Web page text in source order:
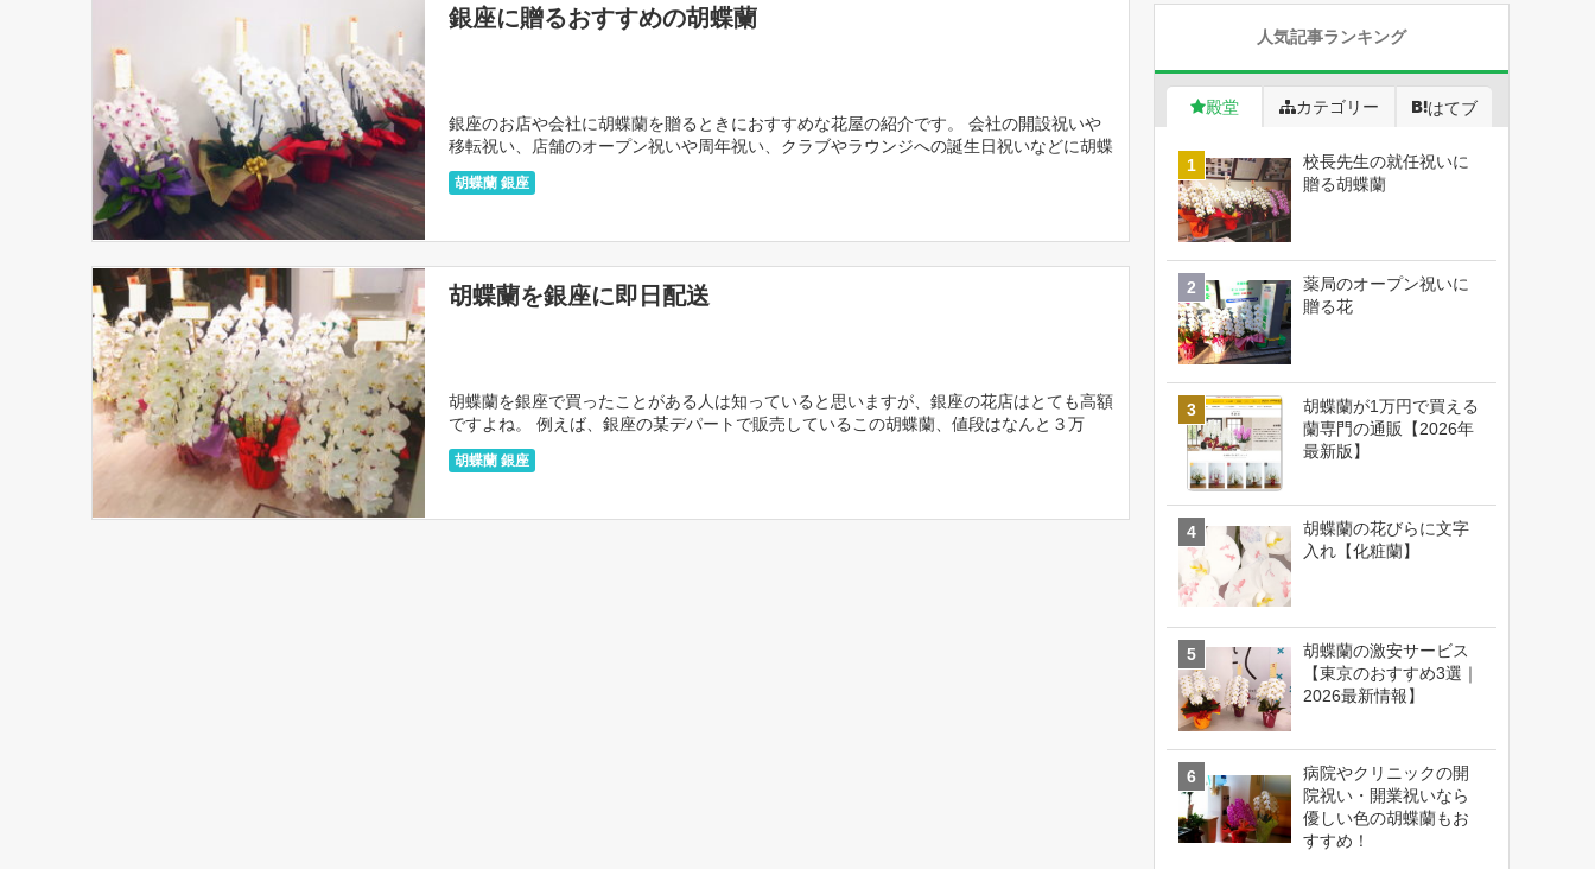
銀座に贈るおすすめの胡蝶蘭
銀座のお店や会社に胡蝶蘭を贈るときにおすすめな花屋の紹介です。 会社の開設祝いや
移転祝い、店舗のオープン祝いや周年祝い、クラブやラウンジへの誕生日祝いなどに胡蝶
蘭を贈りたいとき、高品質で安い胡蝶蘭を最短で当日に贈れるサー […]
胡蝶蘭 銀座
胡蝶蘭を銀座に即日配送
胡蝶蘭を銀座で買ったことがある人は知っていると思いますが、銀座の花店はとても高額
ですよね。 例えば、銀座の某デパートで販売しているこの胡蝶蘭、値段はなんと３万
円・・・。 テナントとして入っている花屋も販売価格からマージン […]
胡蝶蘭 銀座
人気記事ランキング
殿堂 カテゴリー はてブ
校長先生の就任祝いに
贈る胡蝶蘭
薬局のオープン祝いに
贈る花
胡蝶蘭が1万円で買える
蘭専門の通販【2026年
最新版】
胡蝶蘭の花びらに文字
入れ【化粧蘭】
胡蝶蘭の激安サービス
【東京のおすすめ3選｜
2026最新情報】
病院やクリニックの開
院祝い・開業祝いなら
優しい色の胡蝶蘭もお
すすめ！